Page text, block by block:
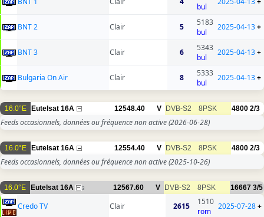
bul
BNT 2 Clair 5
5183
bul
2025-04-13+
BNT 3 Clair 6
5343
bul
2025-04-13+
Bulgaria On Air Clair 8
5333
bul
2025-04-13+
16.0°E Eutelsat 16A 12548.40 V DVB-S2 8PSK 4800 2/3
Feeds occasionnels, données ou fréquence non active(2026-06-28)
16.0°E Eutelsat 16A 12554.40 V DVB-S2 8PSK 4800 2/3
Feeds occasionnels, données ou fréquence non active(2025-10-26)
16.0°E Eutelsat 16A 3 12567.60 V DVB-S2 8PSK 16667 3/5
Credo TV Clair 2615
1510
rom
2025-07-28+